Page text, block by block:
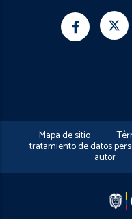
Mapa de sitio
tratamiento de datos
autor